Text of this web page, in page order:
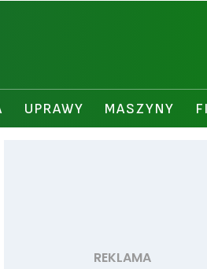
UPRAWY MASZYNY